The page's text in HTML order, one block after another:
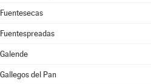
Fuentesecas
Fuentespreadas
Galende
Gallegos del Pan